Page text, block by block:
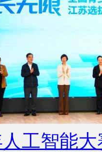
工智能